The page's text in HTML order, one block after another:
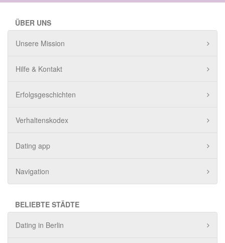
ÜBER UNS
Unsere Mission
Hilfe & Kontakt
Erfolgsgeschichten
Verhaltenskodex
Dating app
Navigation
BELIEBTE STÄDTE
Dating in Berlin